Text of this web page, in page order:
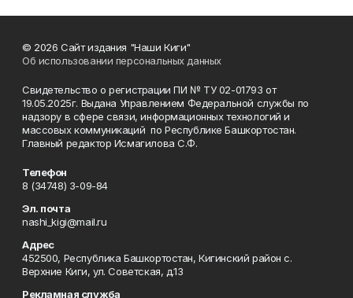
© 2026 Сайт издания "Наши Киги"
Об использовании персональных данных
Свидетельство о регистрации ПИ № ТУ 02-01793 от
19.05.2025г. Выдана Управлением Федеральной службы по
надзору в сфере связи, информационных технологий и
массовых коммуникаций по Республике Башкортостан.
Главный редактор Исмагилова С.Ф.
Телефон
8 (34748) 3-09-84
Эл. почта
nashi_kigi@mail.ru
Адрес
452500, Республика Башкортостан, Кигинский район с.
Верхние Киги, ул. Советская, д.13
Рекламная служба